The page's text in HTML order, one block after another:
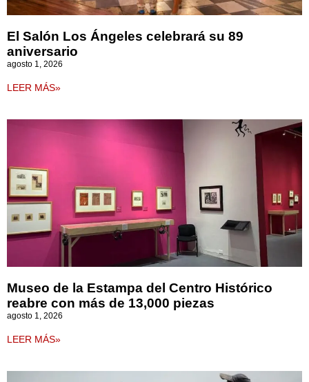
El Salón Los Ángeles celebrará su 89
aniversario
agosto 1, 2026
LEER MÁS»
Museo de la Estampa del Centro Histórico
reabre con más de 13,000 piezas
agosto 1, 2026
LEER MÁS»